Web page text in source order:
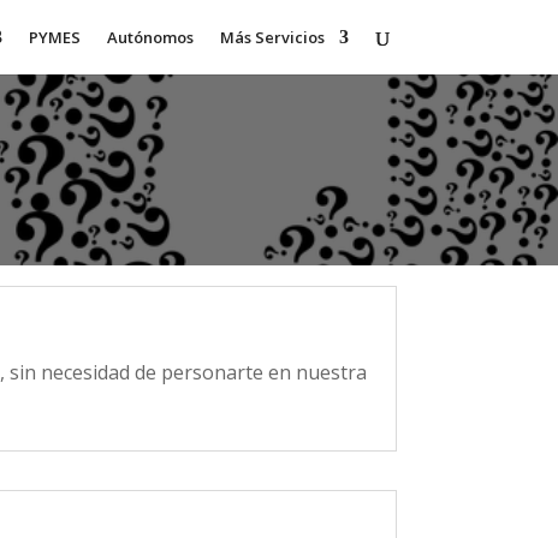
PYMES Autónomos Más Servicios
necesidad de personarte en nuestra